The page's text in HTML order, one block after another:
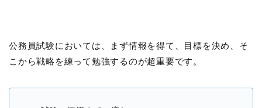
公務員試験においては、まず情報を得て、目標を決め、そ
こから戦略を練って勉強するのが超重要です。